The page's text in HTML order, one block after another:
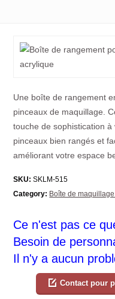
Une boîte de rangement
pinceaux de maquillage.
touche de sophistication
pinceaux bien rangés et
améliorant votre espace
SKU: SKLM-515
Category: Boîte de
Ce n'est pas ce
Besoin de
Il n'y a aucun
Contact pour